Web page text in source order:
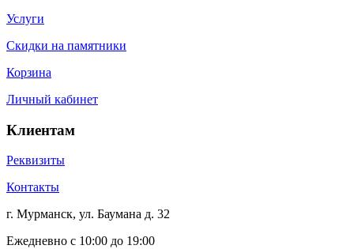
Услуги
Скидки на памятники
Корзина
Личный кабинет
Клиентам
Реквизиты
Контакты
г. Мурманск, ул. Баумана д. 32
Ежедневно с 10:00 до 19:00